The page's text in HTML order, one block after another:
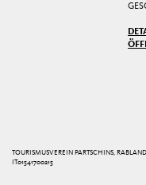
TOURISMUSVEREIN PARTSCHINS,
IT01541700215